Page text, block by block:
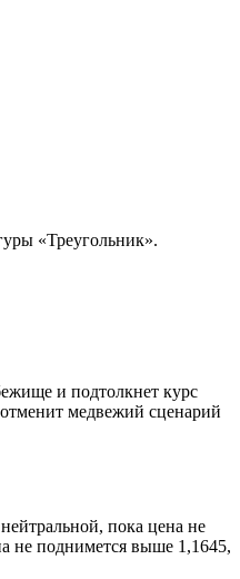
«Треугольник».
и подтолкнет курс
медвежий сценарий
пока цена не
не поднимется выше 1,1645,